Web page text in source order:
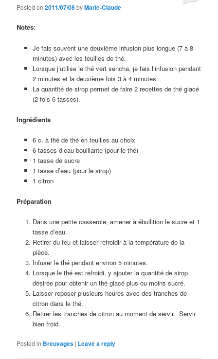
Posted on2011/07/08byMarie-Claude
Notes:
Je fais souvent une deuxième infusion plus longue (7 à 8
minutes) avec les feuilles de thé.
Lorsque j’utilise le thé vert sencha, je fais l’infusion pendant
2 minutes et la deuxième fois 3 à 4 minutes.
La quantité de sirop permet de faire 2 recettes de thé glacé
(2 fois 6 tasses).
Ingrédients
6 c. à thé de thé en feuilles au choix
6 tasses d’eau bouillante (pour le thé)
1 tasse de sucre
1 tasse d’eau (pour le sirop)
1 citron
Préparation
Dans une petite casserole, amener à ébullition le sucre et 1
tasse d’eau.
Retirer du feu et laisser refroidir à la température de la
pièce.
Infuser le thé pendant environ 5 minutes.
Lorsque le thé est refroidi, y ajouter la quantité de sirop
désirée pour obtenir un thé glacé plus ou moins sucré.
Laisser reposer plusieurs heures avec des tranches de
citron dans le thé.
Retirer les tranches de citron au moment de servir. Servir
bien froid.
Posted in Breuvages | Leave a reply